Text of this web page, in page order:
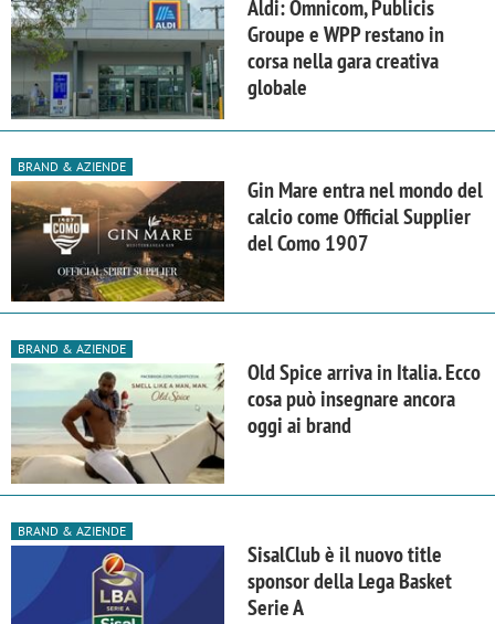
Aldi: Omnicom, Publicis
Groupe e WPP restano in
corsa nella gara creativa
globale
BRAND & AZIENDE
Gin Mare entra nel mondo del
calcio come Official Supplier
del Como 1907
BRAND & AZIENDE
Old Spice arriva in Italia. Ecco
cosa può insegnare ancora
oggi ai brand
BRAND & AZIENDE
SisalClub è il nuovo title
sponsor della Lega Basket
Serie A